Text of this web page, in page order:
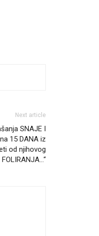
Next article
SNAJE I
15 DANA iz
od njihovog
FOLIRANJA…“